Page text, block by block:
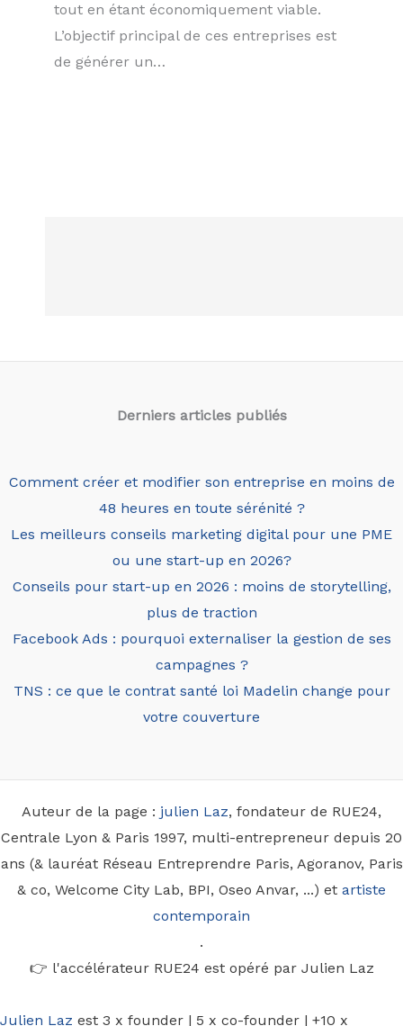
tout en étant économiquement viable.
L’objectif principal de ces entreprises est
de générer un…
Derniers articles publiés
Comment créer et modifier son entreprise en moins de
48 heures en toute sérénité ?
Les meilleurs conseils marketing digital pour une PME
ou une start-up en 2026?
Conseils pour start-up en 2026 : moins de storytelling,
plus de traction
Facebook Ads : pourquoi externaliser la gestion de ses
campagnes ?
TNS : ce que le contrat santé loi Madelin change pour
votre couverture
Auteur de la page : julien Laz, fondateur de RUE24,
Centrale Lyon & Paris 1997, multi-entrepreneur depuis 20
ans (& lauréat Réseau Entreprendre Paris, Agoranov, Paris
& co, Welcome City Lab, BPI, Oseo Anvar, ...) et artiste
contemporain
.
👉 l'accélérateur RUE24 est opéré par Julien Laz
Julien Laz est 3 x founder | 5 x co-founder | +10 x